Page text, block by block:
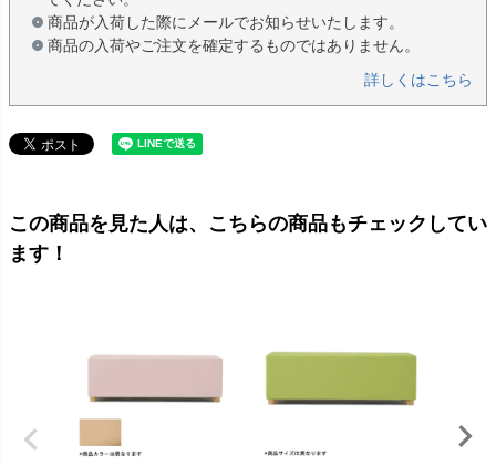
商品が入荷した際にメールでお知らせいたします。
商品の入荷やご注文を確定するものではありません。
詳しくはこちら
この商品を見た人は、こちらの商品もチェックしてい
ます！